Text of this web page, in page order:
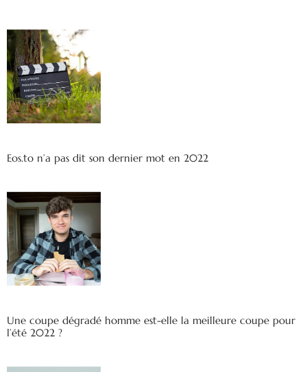
Eos.to n’a pas dit son dernier mot en 2022
Une coupe dégradé homme est-elle la meilleure coupe pour
l’été 2022 ?